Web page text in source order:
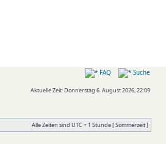
FAQ Suche
Aktuelle Zeit: Donnerstag 6. August 2026, 22:09
Alle Zeiten sind UTC + 1 Stunde [ Sommerzeit ]